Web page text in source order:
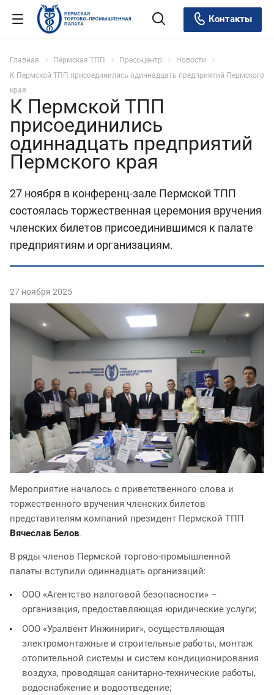
Контакты
Главная Пермская ТПП Пресс-центр
Новости
К Пермской ТПП присоединились одиннадцать предприятий Пермского
края
К Пермской ТПП
присоединились
одиннадцать предприятий
Пермского края
27 ноября в конференц-зале Пермской ТПП
состоялась торжественная церемония вручения
членских билетов присоединившимся к палате
предприятиям и организациям.
27 ноября 2025
Мероприятие началось с приветственного слова и
торжественного вручения членских билетов
представителям компаний президент Пермской ТПП
Вячеслав Белов.
В ряды членов Пермской торгово-промышленной
палаты вступили одиннадцать организаций:
ООО «Агентство налоговой безопасности» –
организация, предоставляющая юридические услуги;
ООО «Уралвент Инжинириг», осуществляющая
электромонтажные и строительные работы, монтаж
отопительной системы и систем кондиционирования
воздуха, проводящая санитарно-технические работы,
водоснабжение и водоотведение;